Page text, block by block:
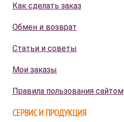
Как сделать заказ
Обмен и возврат
Статьи и советы
Мои заказы
Правила пользования сайтом
СЕРВИС И ПРОДУКЦИЯ